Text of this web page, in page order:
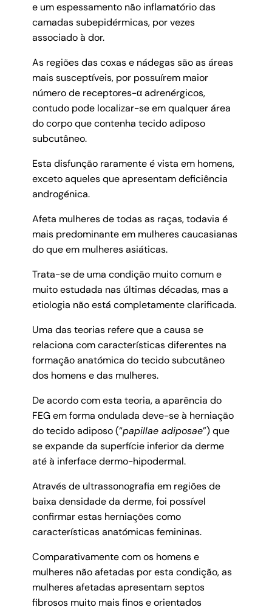
e um espessamento não inflamatório das
camadas subepidérmicas, por vezes
associado à dor.
As regiões das coxas e nádegas são as áreas
mais susceptíveis, por possuírem maior
número de receptores-α adrenérgicos,
contudo pode localizar-se em qualquer área
do corpo que contenha tecido adiposo
subcutâneo.
Esta disfunção raramente é vista em homens,
exceto aqueles que apresentam deficiência
androgénica.
Afeta mulheres de todas as raças, todavia é
mais predominante em mulheres caucasianas
do que em mulheres asiáticas.
Trata-se de uma condição muito comum e
muito estudada nas últimas décadas, mas a
etiologia não está completamente clarificada.
Uma das teorias refere que a causa se
relaciona com características diferentes na
formação anatómica do tecido subcutâneo
dos homens e das mulheres.
De acordo com esta teoria, a aparência do
FEG em forma ondulada deve-se à herniação
do tecido adiposo (“papillae adiposae”) que
se expande da superfície inferior da derme
até à inferface dermo-hipodermal.
Através de ultrassonografia em regiões de
baixa densidade da derme, foi possível
confirmar estas herniações como
características anatómicas femininas.
Comparativamente com os homens e
mulheres não afetadas por esta condição, as
mulheres afetadas apresentam septos
fibrosos muito mais finos e orientados